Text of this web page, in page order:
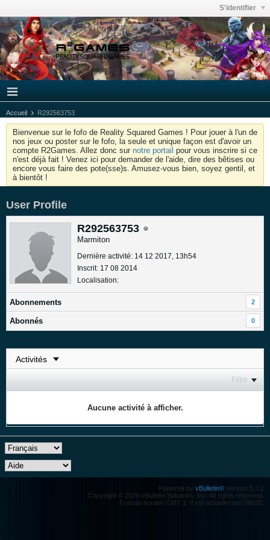
S'identifier
Accueil R292563753
Bienvenue sur le fofo de Reality Squared Games ! Pour jouer à l'un de
nos jeux ou poster sur le fofo, la seule et unique façon est d'avoir un
compte R2Games. Allez donc sur notre portail pour vous inscrire si ce
n'est déjà fait ! Venez ici pour demander de l'aide, dire des bêtises ou
encore vous faire des pote(sse)s. Amusez-vous bien, soyez gentil, et
à bientôt !
User Profile
R292563753
Marmiton
Dernière activité: 14 12 2017, 13h54
Inscrit: 17 08 2014
Localisation:
Abonnements 2
Abonnés 0
Filtre
Aucune activité à afficher.
Powered by vBulletin® Version 5.3.1
Copyright © 2026 vBulletin Solutions, Inc. All rights reserved.
Fuseau horaire GMT 1. Il est actuellement 08h30.